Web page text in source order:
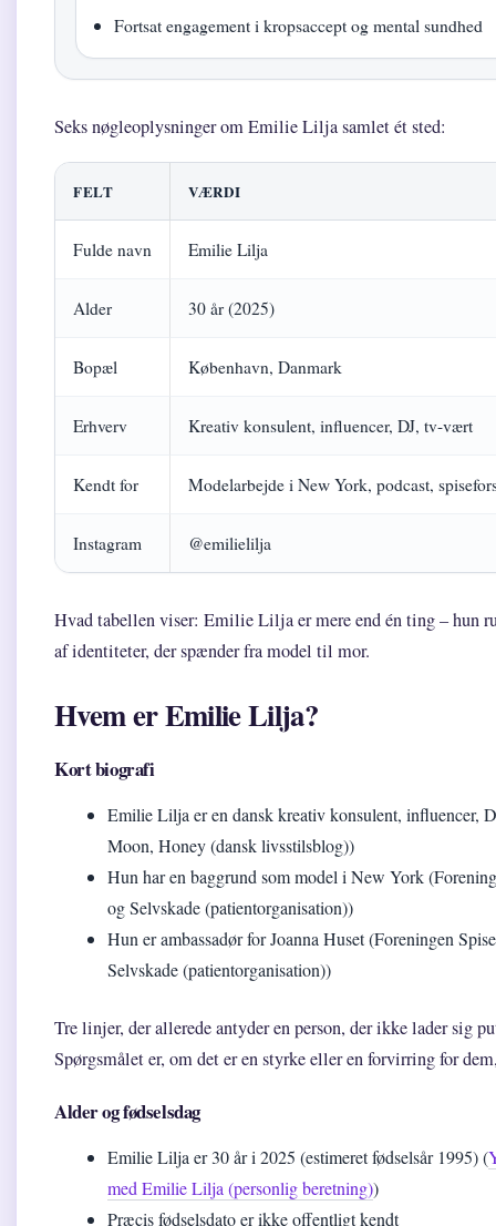
Fortsat engagement i kropsaccept og mental sundhed
Seks nøgleoplysninger om Emilie Lilja samlet ét sted:
FELT VÆRDI
Fulde navn Emilie Lilja
Alder 30 år (2025)
Bopæl København, Danmark
Erhverv Kreativ konsulent, influencer, DJ, tv-vært
Kendt for Modelarbejde i New York, podcast,
Instagram @emilielilja
Hvad tabellen viser: Emilie Lilja er mere end én ting – hun
af identiteter, der spænder fra model til mor.
Hvem er Emilie Lilja?
Kort biografi
Emilie Lilja er en dansk kreativ konsulent, influencer,
Moon, Honey (dansk livsstilsblog))
Hun har en baggrund som model i New York
og Selvskade (patientorganisation))
Hun er ambassadør for Joanna Huset (Foreningen
Selvskade (patientorganisation))
Tre linjer, der allerede antyder en person, der ikke lader sig
Spørgsmålet er, om det er en styrke eller en forvirring for
Alder og fødselsdag
Emilie Lilja er 30 år i 2025 (estimeret fødselsår 1995) (
med Emilie Lilja (personlig beretning))
Præcis fødselsdato er ikke offentligt kendt